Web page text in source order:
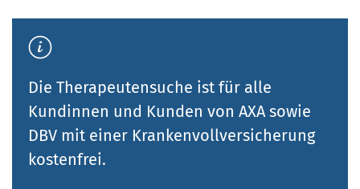
Die Therapeutensuche ist für alle
Kundinnen und Kunden von AXA sowie
DBV mit einer Krankenvollversicherung
kostenfrei.